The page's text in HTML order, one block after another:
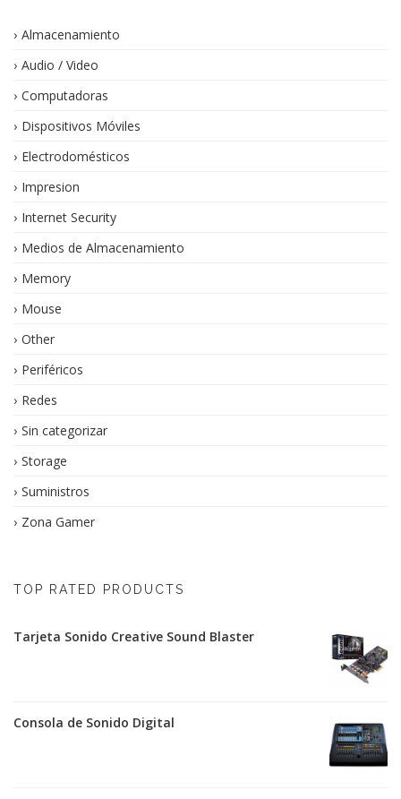
Almacenamiento
Audio / Video
Computadoras
Dispositivos Móviles
Electrodomésticos
Impresion
Internet Security
Medios de Almacenamiento
Memory
Mouse
Other
Periféricos
Redes
Sin categorizar
Storage
Suministros
Zona Gamer
TOP RATED PRODUCTS
Tarjeta Sonido Creative Sound Blaster
Consola de Sonido Digital